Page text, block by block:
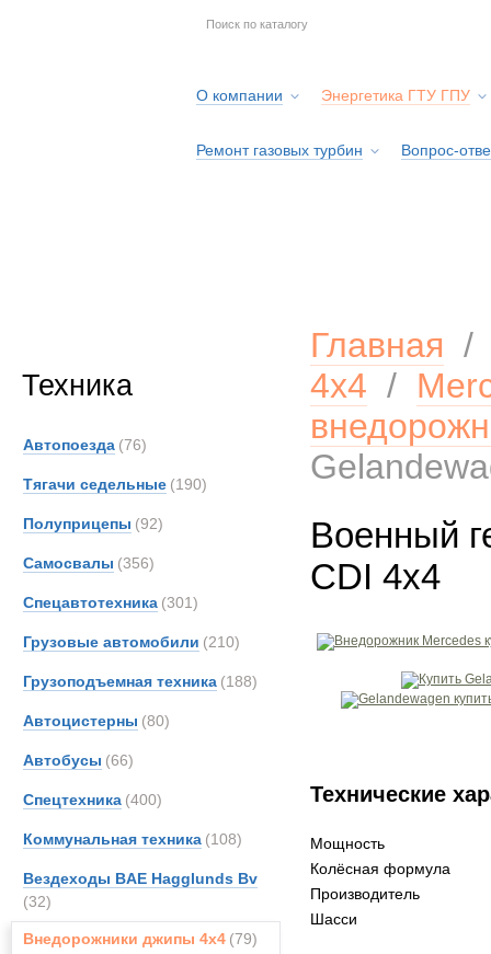
О компании Энергетика ГТУ ГПУ
Ремонт газовых турбин Вопрос-
Техника
Автопоезда (76)
Тягачи седельные (190)
Полуприцепы (92)
Самосвалы (356)
Спецавтотехника (301)
Грузовые автомобили (210)
Грузоподъемная техника (188)
Автоцистерны (80)
Автобусы (66)
Спецтехника (400)
Коммунальная техника (108)
Вездеходы BAE Hagglunds Bv
(32)
Внедорожники джипы 4х4 (79)
Главная
4х4 /
Военный
CDI 4x4
Технические
Мощность
Колёсная формула
Производитель
Шасси